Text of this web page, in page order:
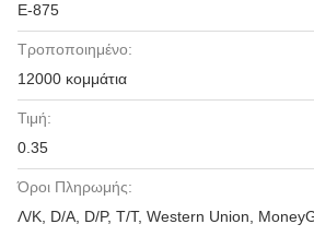
Ε-875
Τροποποιημένο:
12000 κομμάτια
Τιμή:
0.35
Όροι Πληρωμής:
Λ/Κ, D/A, D/P, T/T, Western Union,